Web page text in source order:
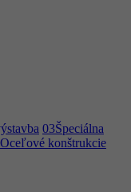
03Špeciálna
Oceľové konštrukcie